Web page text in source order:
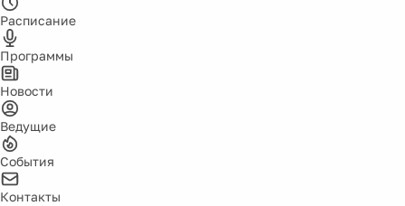
Расписание
Программы
Новости
Ведущие
События
Контакты